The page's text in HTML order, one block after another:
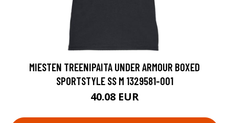
MIESTEN TREENIPAITA UNDER ARMOUR BOXED
SPORTSTYLE SS M 1329581-001
40.08 EUR